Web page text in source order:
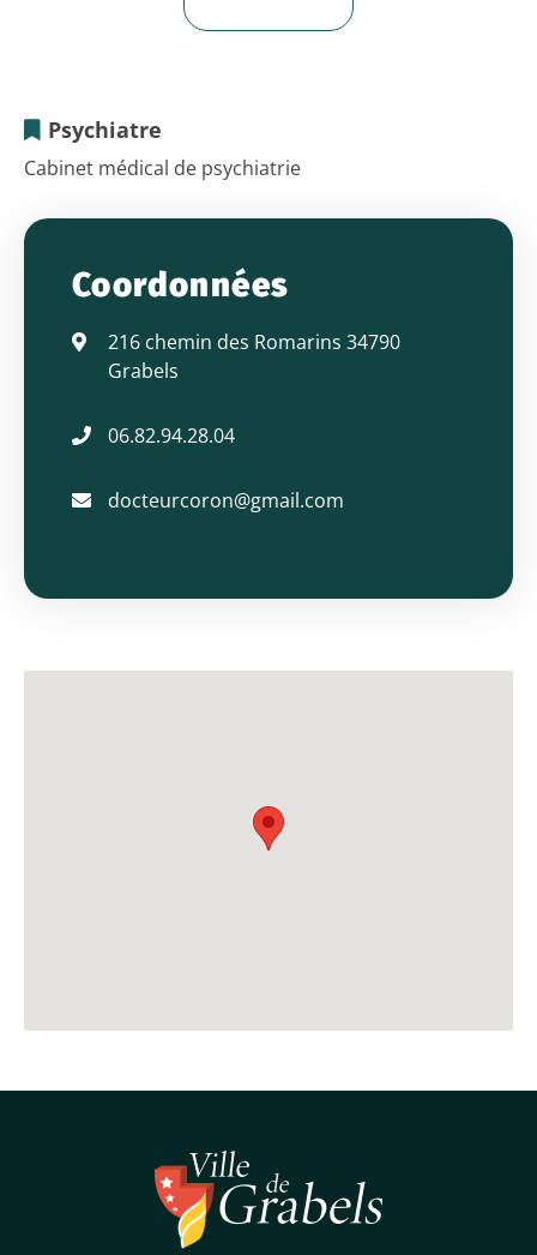
Psychiatre
Dr
CORON
Joëlle
Cabinet médical de psychiatrie
Coordonnées
216 chemin des Romarins 34790
Grabels
06.82.94.28.04
docteurcoron@gmail.com